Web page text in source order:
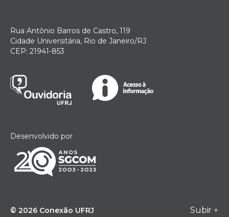
Rua Antônio Barros de Castro, 119
Cidade Universitária, Rio de Janeiro/RJ
CEP: 21941-853
Desenvolvido por
© 2026 Conexão UFRJ Subir ↑